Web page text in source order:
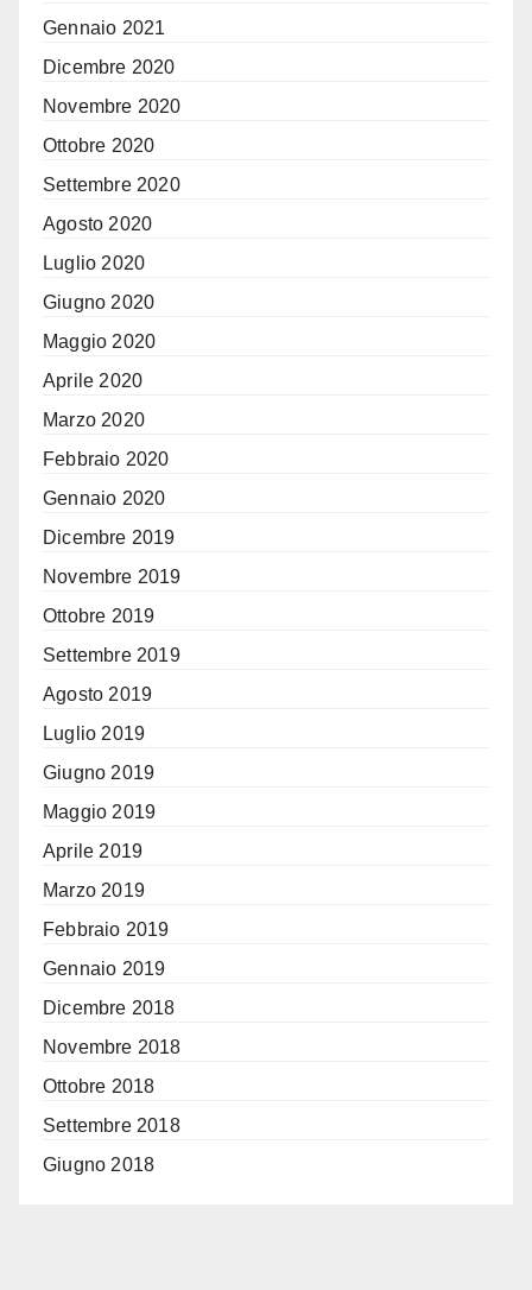
Gennaio 2021
Dicembre 2020
Novembre 2020
Ottobre 2020
Settembre 2020
Agosto 2020
Luglio 2020
Giugno 2020
Maggio 2020
Aprile 2020
Marzo 2020
Febbraio 2020
Gennaio 2020
Dicembre 2019
Novembre 2019
Ottobre 2019
Settembre 2019
Agosto 2019
Luglio 2019
Giugno 2019
Maggio 2019
Aprile 2019
Marzo 2019
Febbraio 2019
Gennaio 2019
Dicembre 2018
Novembre 2018
Ottobre 2018
Settembre 2018
Giugno 2018